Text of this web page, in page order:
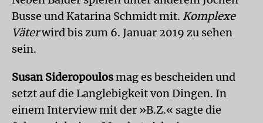
Busse und Katarina Schmidt mit. Komplexe
Väterwird bis zum 6. Januar 2019 zu sehen
sein.
Susan Sideropoulosmag es bescheiden und
setzt auf die Langlebigkeit von Dingen. In
einem Interview mit der »B.Z.« sagte die